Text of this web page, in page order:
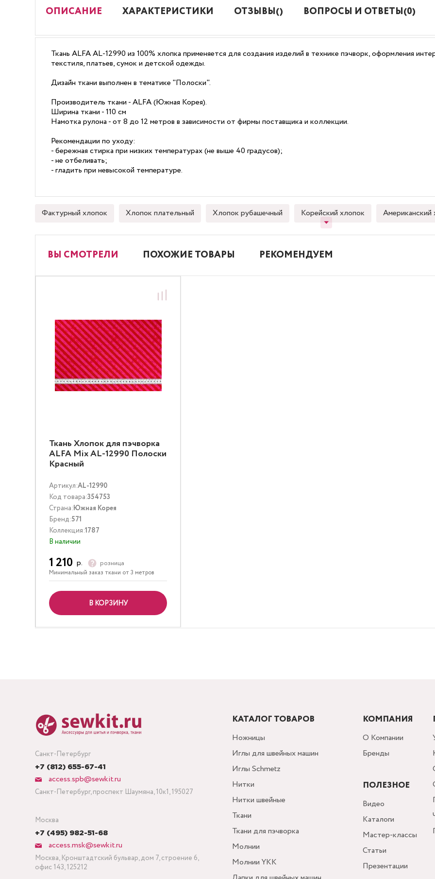
ОПИСАНИЕ ХАРАКТЕРИСТИКИ ОТЗЫВЫ() ВОПРОСЫ И ОТВЕТЫ(0)
Ткань ALFA AL-12990 из 100% хлопка применяется для создания изделий в технике пэчворк, оформления
текстиля, платьев, сумок и детской одежды.
Дизайн ткани выполнен в тематике "Полоски".
Производитель ткани - ALFA (Южная Корея).
Ширина ткани - 110 см
Намотка рулона - от 8 до 12 метров в зависимости от фирмы поставщика и коллекции.
Рекомендации по уходу:
- бережная стирка при низких температурах (не выше 40 градусов);
- не отбеливать;
- гладить при невысокой температуре.
Фактурный хлопок Хлопок плательный Хлопок рубашечный Корейский хлопок Американский
ВЫ СМОТРЕЛИ ПОХОЖИЕ ТОВАРЫ РЕКОМЕНДУЕМ
Ткань Хлопок для пэчворка
ALFA Mix AL-12990 Полоски
Красный
Артикул:AL-12990
Код товара:354753
Страна:Южная Корея
Бренд:571
Коллекция:1787
В наличии
1 210 р. розница
Минимальный заказ ткани от 3 метров
В КОРЗИНУ
Санкт-Петербург
+7 (812) 655-67-41
access.spb@sewkit.ru
Санкт-Петербург, проспект Шаумяна, 10к1, 195027
Москва
+7 (495) 982-51-68
access.msk@sewkit.ru
Москва, Кронштадтский бульвар, дом 7, строение 6,
офис 143, 125212
КАТАЛОГ ТОВАРОВ
Ножницы
Иглы для швейных машин
Иглы Schmetz
Нитки
Нитки швейные
Ткани
Ткани для пэчворка
Молнии
Молнии YKK
КОМПАНИЯ
О Компании
Бренды
ПОЛЕЗНОЕ
Видео
Каталоги
Мастер-классы
Статьи
Презентации